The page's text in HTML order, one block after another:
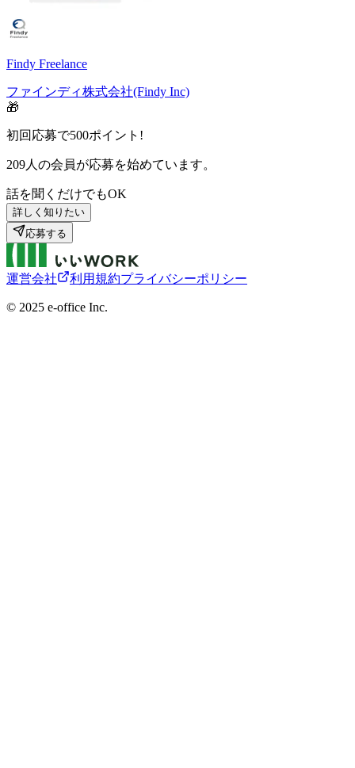
Findy Freelance
ファインディ株式会社(Findy Inc)
🎁
初回応募で500ポイント!
209人の会員が応募を始めています。
話を聞くだけでもOK
詳しく知りたい
応募する
運営会社 利用規約プライバシーポリシー
©︎ 2025 e-office Inc.